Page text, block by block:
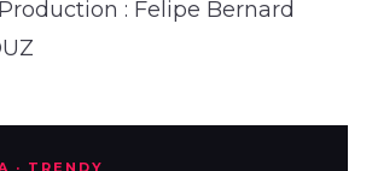
: Felipe Bernard
· TRENDY